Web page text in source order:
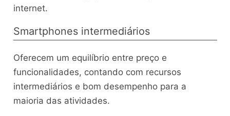
internet.
Smartphones intermediários
Oferecem um equilíbrio entre preço e
funcionalidades, contando com recursos
intermediários e bom desempenho para a
maioria das atividades.